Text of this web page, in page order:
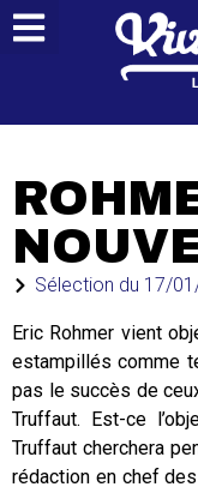
Sélection du 17/
Eric Rohmer vient
estampillés comme
pas le succès de
Truffaut. Est-ce
Truffaut cherchera
rédaction en chef